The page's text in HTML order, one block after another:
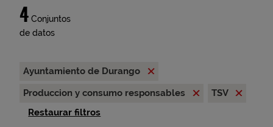
4 Conjuntos
de datos
Ayuntamiento de Durango
Produccion y consumo responsables
TSV
Restaurar filtros